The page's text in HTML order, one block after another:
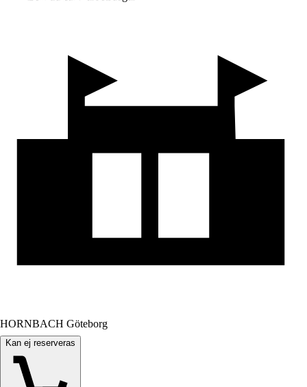
HORNBACH Göteborg
Kan ej reserveras